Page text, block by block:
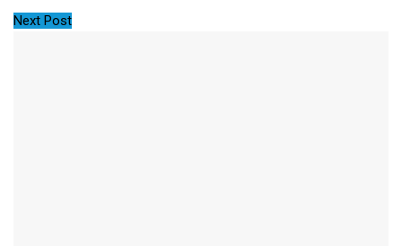
Next Post